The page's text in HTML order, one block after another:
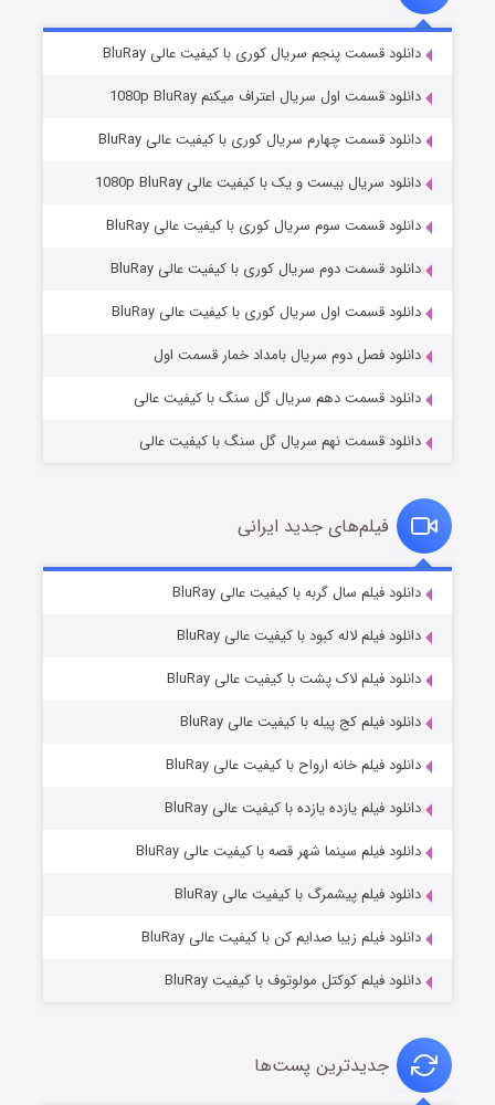
قسمت8 (زیرنویس) منتشر شد
عملیات آپارتمان
قسمت2 (زیرنویس) منتشر شد
قسمت2 (زیرنویس) منتشر شد
دانلود قسمت پنجم سریال کوری با کیفیت عالی BluRay
دانلود قسمت اول سریال اعتراف میکنم 1080p BluRay
دانلود قسمت چهارم سریال کوری با کیفیت عالی BluRay
دانلود سریال بیست و یک با کیفیت عالی 1080p BluRay
دانلود قسمت سوم سریال کوری با کیفیت عالی BluRay
دانلود قسمت دوم سریال کوری با کیفیت عالی BluRay
دانلود قسمت اول سریال کوری با کیفیت عالی BluRay
دانلود فصل دوم سریال بامداد خمار قسمت اول
دانلود قسمت دهم سریال گل سنگ با کیفیت عالی
دانلود قسمت نهم سریال گل سنگ با کیفیت عالی
فیلم‌های جدید ایرانی
دانلود فیلم سال گربه با کیفیت عالی BluRay
دانلود فیلم لاله کبود با کیفیت عالی BluRay
دانلود فیلم لاک پشت با کیفیت عالی BluRay
دانلود فیلم کج‌ پیله با کیفیت عالی BluRay
دانلود فیلم خانه ارواح با کیفیت عالی BluRay
دانلود فیلم یازده یازده با کیفیت عالی BluRay
دانلود فیلم سینما شهر قصه با کیفیت عالی BluRay
دانلود فیلم پیشمرگ با کیفیت عالی BluRay
دانلود فیلم زیبا صدایم کن با کیفیت عالی BluRay
دانلود فیلم کوکتل مولوتوف با کیفیت BluRay
جدیدترین پست‌ها